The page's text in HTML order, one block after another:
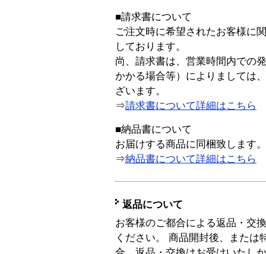
■請求書について
ご注文時に希望されたお客様に
しております。
尚、請求書は、営業時間内での
かかる場合等）によりましては
ざいます。
⇒請求書について詳細はこちら
■納品書について
お届けする商品に同梱致します。
⇒納品書について詳細はこちら
返品について
お客様のご都合による返品・交
ください。 商品開封後、または